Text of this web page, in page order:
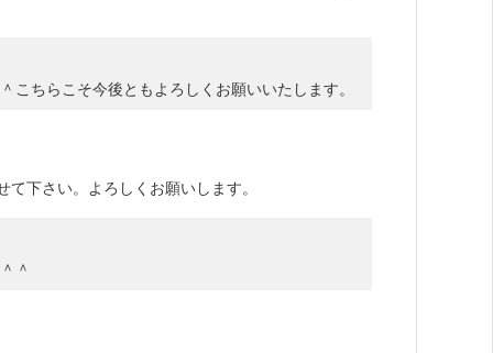
ちらこそ今後ともよろしくお願いいたします。
下さい。よろしくお願いします。
＾